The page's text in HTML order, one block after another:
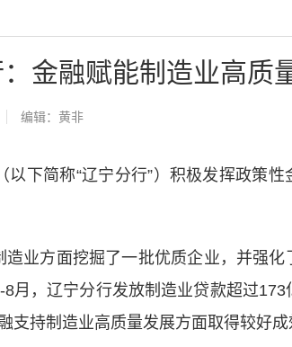
金融赋能制造业高质
编辑：黄非
简称“辽宁分行”）积极发挥政策性
业方面挖掘了一批优质企业，并强化
月，辽宁分行发放制造业贷款超过173
持制造业高质量发展方面取得较好成